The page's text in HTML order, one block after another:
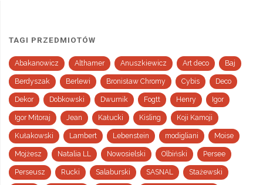
TAGI PRZEDMIOTÓW
Abakanowicz Althamer Anuszkiewicz Art deco Baj
Berdyszak Berlewi Bronisław Chromy Cybis Deco
Dekor Dobkowski Dwurnik Fogtt Henry Igor
Igor Mitoraj Jean Kałucki Kisling Koji Kamoji
Kułakowski Lambert Lebenstein modigliani Moise
Mojżesz Natalia LL Nowosielski Olbiński Persee
Perseusz Rucki Salaburski SASNAL Stażewski